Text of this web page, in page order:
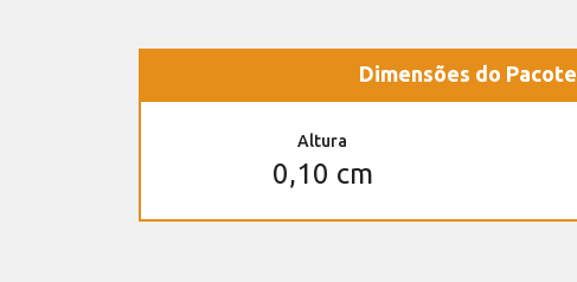
Dimensões do Pacote
Altura
0,10 cm